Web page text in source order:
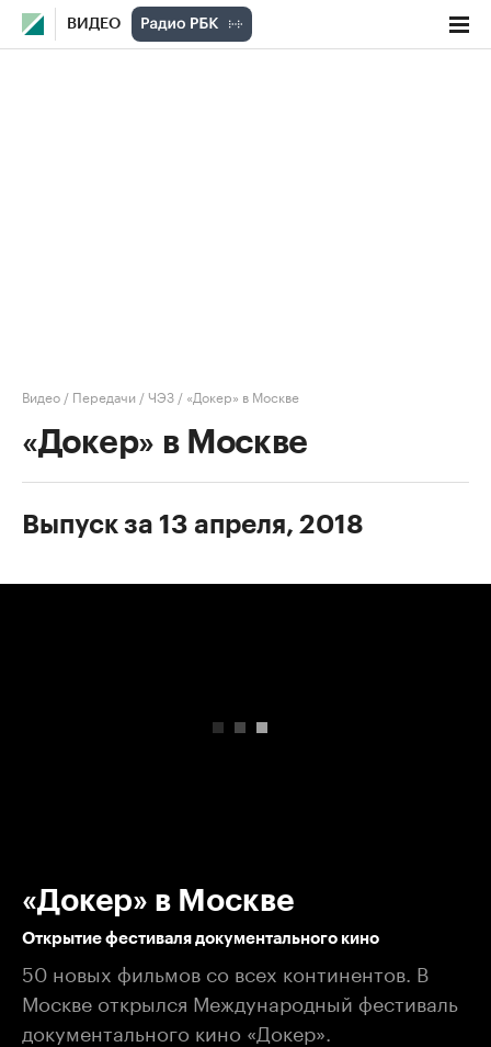
ВИДЕО
Видео / Передачи /ЧЭЗ / «Докер» в Москве
«Докер» в Москве
Выпуск за 13 апреля, 2018
«Докер» в Москве
Открытие фестиваля документального кино
50 новых фильмов со всех континентов. В
Москве открылся Международный фестиваль
документального кино «Докер».